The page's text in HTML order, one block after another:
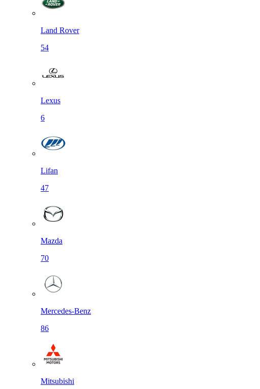
Land Rover
54
Lexus
6
Lifan
47
Mazda
70
Mercedes-Benz
86
Mitsubishi